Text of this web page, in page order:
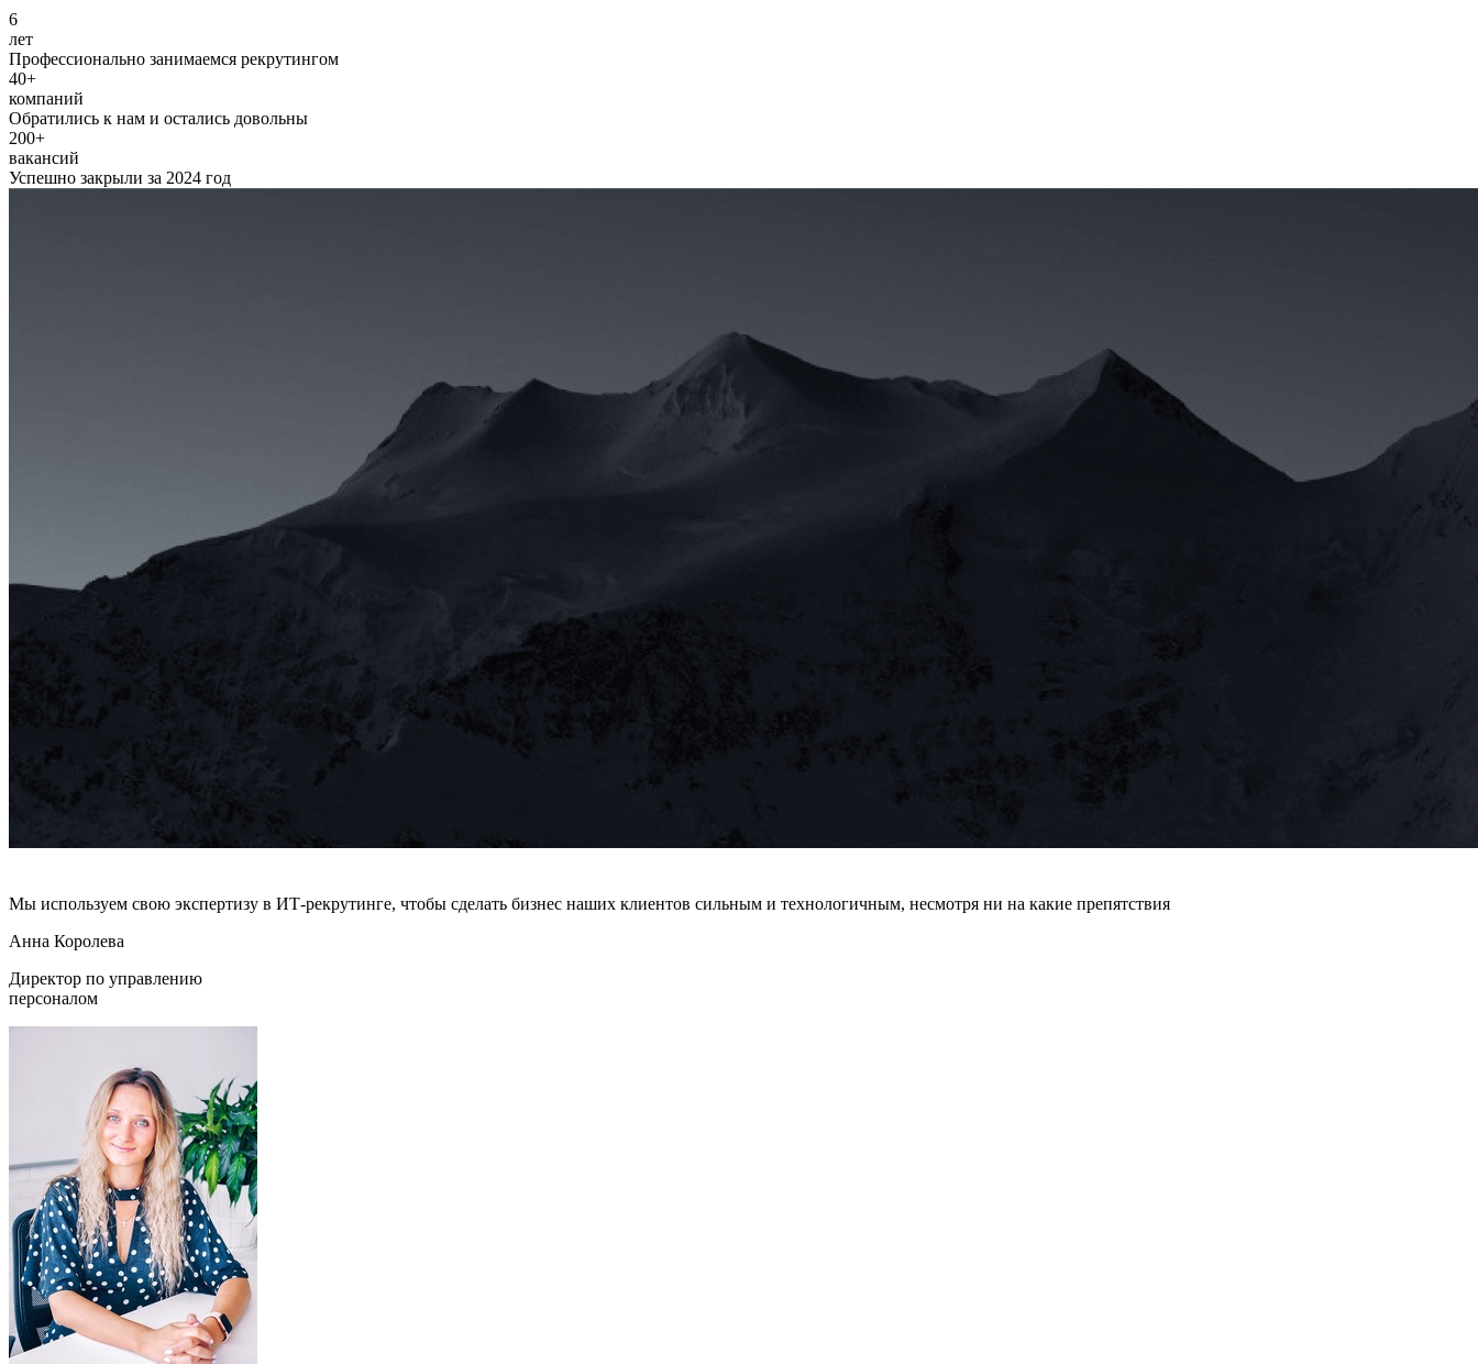
6
лет
Профессионально занимаемся рекрутингом
40+
компаний
Обратились к нам и остались довольны
200+
вакансий
Успешно закрыли за 2024 год
Мы используем свою экспертизу в ИТ-рекрутинге, чтобы сделать бизнес наших клиентов сильным и технологичным, несмотря ни на какие препятствия
Анна Королева
Директор по управлению
персоналом